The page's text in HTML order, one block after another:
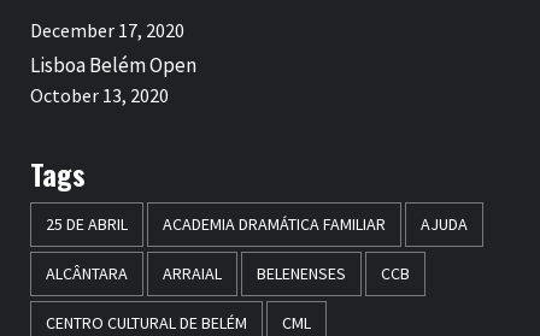
December 17, 2020
Lisboa Belém Open
October 13, 2020
Tags
25 DE ABRIL ACADEMIA DRAMÁTICA FAMILIAR AJUDA
ALCÂNTARA ARRAIAL BELENENSES CCB
CENTRO CULTURAL DE BELÉM CML